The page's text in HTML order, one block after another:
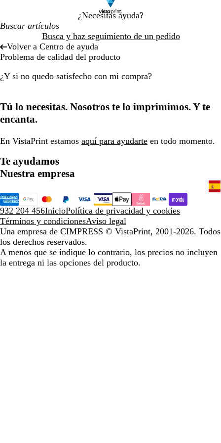
¿Necesitas ayuda?
Busca y haz seguimiento de un pedido
Volver a Centro de ayuda
Problema de calidad del producto
¿Y si no quedo satisfecho con mi compra?
Tú lo necesitas. Nosotros te lo imprimimos. Y te
encanta.
En VistaPrint estamos aquí para ayudarte en todo momento.
Te ayudamos
Nuestra empresa
932 204 456InicioPolítica de privacidad y cookies
Términos y condicionesAviso legal
Una empresa de CIMPRESS © VistaPrint, 2001-2026. Todos
los derechos reservados.
A menos que se indique lo contrario, los precios no incluyen
la entrega ni las opciones del producto.